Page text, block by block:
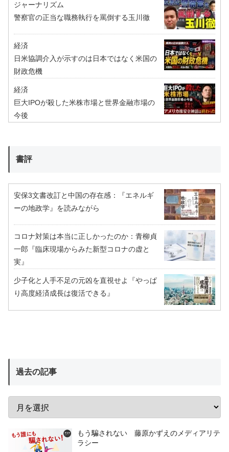
ジャーナリズム
警察官の正当な職務執行を罵倒する玉川徹
経済
日米協調介入が示すのは日本ではなく米国の
財政危機
経済
巨大IPOが殺した米株市場と世界金融市場の
今後
書評
安保3文書改訂と中国の存在感：『エネルギ
ーの地政学』を読みながら
コロナ対策は本当に正しかったのか：青柳貞
一郎『臨床現場からみた新型コロナの虚と
実』
少子化と人手不足の元凶を直視せよ『やっぱ
り高度経済成長は復活できる』
過去の記事
もう騙されない 藤原かずえのメディアリテ
ラシー